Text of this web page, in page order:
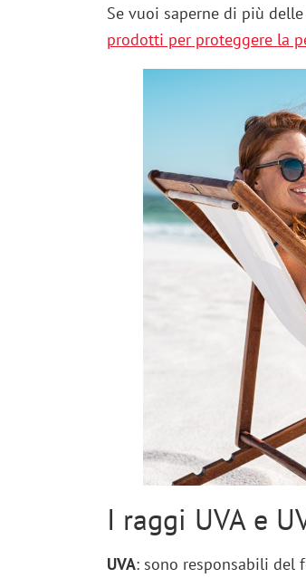
Se vuoi saperne di più
prodotti per proteggere la
I raggi UVA e
UVA: sono responsabili del